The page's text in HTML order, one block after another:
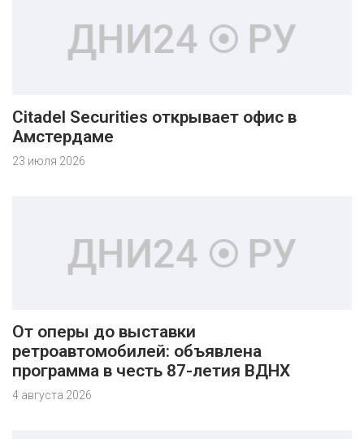
Citadel Securities открывает офис в
Амстердаме
23 июля 2026
От оперы до выставки
ретроавтомобилей: объявлена
программа в честь 87-летия ВДНХ
4 августа 2026